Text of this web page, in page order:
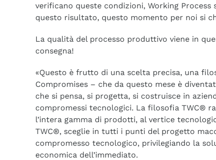
verificano queste condizioni, Working
questo risultato, questo momento per noi si
La qualità del processo produttivo viene in
consegna!
«Questo è frutto di una scelta precisa, una
Compromises – che da questo mese è
che si pensa, si progetta, si costruisce in
compromessi tecnologici. La filosofia TWC®
l’intera gamma di prodotti, al vertice
TWC®, sceglie in tutti i punti del progetto
compromesso tecnologico, privilegiando la
economica dell’immediato.